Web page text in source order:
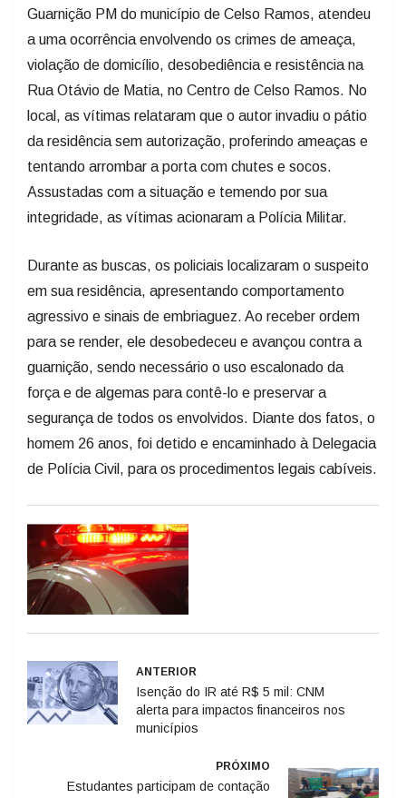
Guarnição PM do município de Celso Ramos, atendeu
a uma ocorrência envolvendo os crimes de ameaça,
violação de domicílio, desobediência e resistência na
Rua Otávio de Matia, no Centro de Celso Ramos. No
local, as vítimas relataram que o autor invadiu o pátio
da residência sem autorização, proferindo ameaças e
tentando arrombar a porta com chutes e socos.
Assustadas com a situação e temendo por sua
integridade, as vítimas acionaram a Polícia Militar.
Durante as buscas, os policiais localizaram o suspeito
em sua residência, apresentando comportamento
agressivo e sinais de embriaguez. Ao receber ordem
para se render, ele desobedeceu e avançou contra a
guarnição, sendo necessário o uso escalonado da
força e de algemas para contê-lo e preservar a
segurança de todos os envolvidos. Diante dos fatos, o
homem 26 anos, foi detido e encaminhado à Delegacia
de Polícia Civil, para os procedimentos legais cabíveis.
ANTERIOR
Isenção do IR até R$ 5 mil: CNM
alerta para impactos financeiros nos
municípios
PRÓXIMO
Estudantes participam de contação